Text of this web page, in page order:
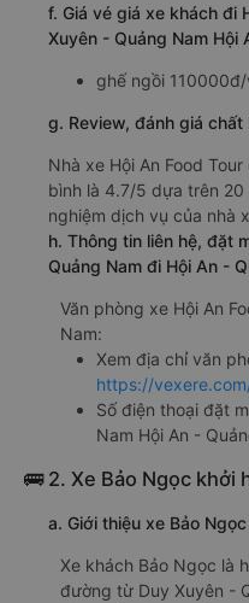
f. Giá vé giá xe khách đi
Xuyên - Quảng Nam Hội
ghế ngồi
g. Review, đánh giá
Nhà xe Hội An Food
bình là 4.7/5 dựa trên
nghiệm dịch vụ của nhà
h. Thông tin liên hệ, đặt
Quảng Nam đi Hội An -
Văn phòng xe Hội An
Nam:
Xem địa chỉ văn
https://
Số điện thoại đặt
Nam Hội An -
🚌 2. Xe Bảo Ngọc khởi
a. Giới thiệu xe Bảo Ngọc
Xe khách Bảo Ngọc là
đường từ Duy Xuyên -